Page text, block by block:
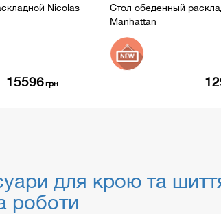
Nicolas
15596грн
Стол обеденный
Manhattan
для крою та
роботи